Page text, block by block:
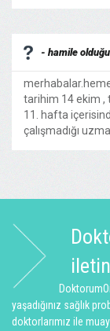
- hamile
tarihim 14 ekim
11. hafta
çalışmadığı
yaşadığınız sağlık
doktorlarımız ile